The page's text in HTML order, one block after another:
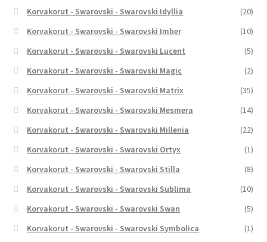
Korvakorut - Swarovski - Swarovski Idyllia
(20)
Korvakorut - Swarovski - Swarovski Imber
(10)
Korvakorut - Swarovski - Swarovski Lucent
(5)
Korvakorut - Swarovski - Swarovski Magic
(2)
Korvakorut - Swarovski - Swarovski Matrix
(35)
Korvakorut - Swarovski - Swarovski Mesmera
(14)
Korvakorut - Swarovski - Swarovski Millenia
(22)
Korvakorut - Swarovski - Swarovski Ortyx
(1)
Korvakorut - Swarovski - Swarovski Stilla
(8)
Korvakorut - Swarovski - Swarovski Sublima
(10)
Korvakorut - Swarovski - Swarovski Swan
(5)
Korvakorut - Swarovski - Swarovski Symbolica
(1)